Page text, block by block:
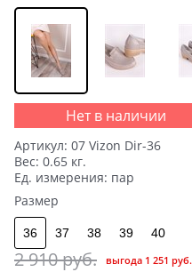
Нет в наличии
Артикул: 07 Vizon Dir-36
Вес: 0.65 кг.
Ед. измерения: пар
Размер
36 37 38 39 40
2 910 руб.
выгода 1 251 руб.